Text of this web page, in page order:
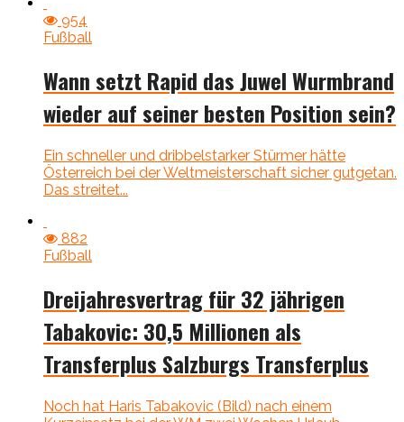
954
Fußball
Wann setzt Rapid das Juwel Wurmbrand
wieder auf seiner besten Position sein?
Ein schneller und dribbelstarker Stürmer hätte
Österreich bei der Weltmeisterschaft sicher gutgetan.
Das streitet...
882
Fußball
Dreijahresvertrag für 32 jährigen
Tabakovic: 30,5 Millionen als
Transferplus Salzburgs Transferplus
Noch hat Haris Tabakovic (Bild) nach einem